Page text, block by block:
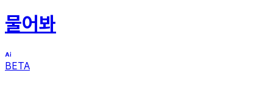
물어봐
BETA